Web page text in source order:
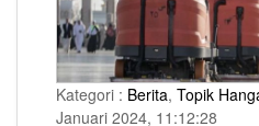
Kategori : Berita, Topik
Januari 2024, 11:12:28